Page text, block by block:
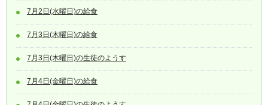
7月2日(水曜日)の給食
7月3日(木曜日)の給食
7月3日(木曜日)の生徒のようす
7月4日(金曜日)の給食